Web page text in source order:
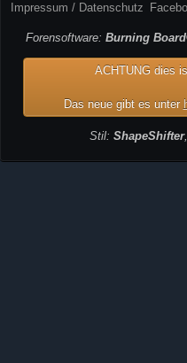
Impressum / Datenschutz
Forensoftware: Burning
ACHTUNG dies
Das neue gibt es unter
Stil: ShapeShifter